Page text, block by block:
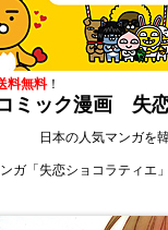
料無料 ！
ミック漫画 失
日本の人気マンガを
ガ「失恋ショコラティエ